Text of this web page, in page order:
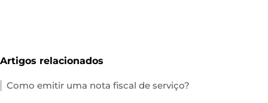
Artigos relacionados
Como emitir uma nota fiscal de serviço?